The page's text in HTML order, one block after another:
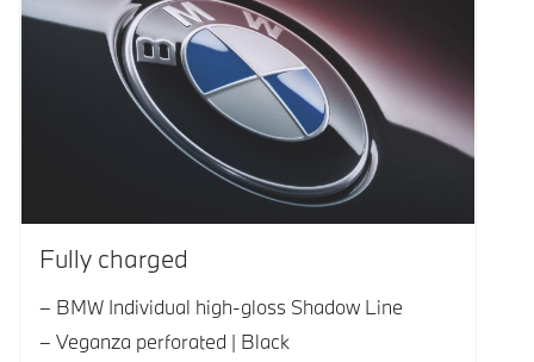
Fully charged
BMW Individual high-gloss Shadow Line
Veganza perforated | Black